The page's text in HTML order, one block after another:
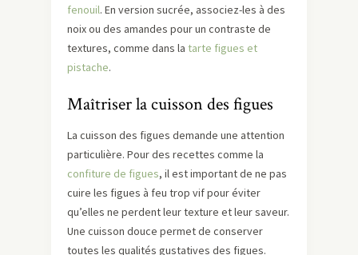
fenouil. En version sucrée, associez-les à des
noix ou des amandes pour un contraste de
textures, comme dans la tarte figues et
pistache.
Maîtriser la cuisson des figues
La cuisson des figues demande une attention
particulière. Pour des recettes comme la
confiture de figues, il est important de ne pas
cuire les figues à feu trop vif pour éviter
qu’elles ne perdent leur texture et leur saveur.
Une cuisson douce permet de conserver
toutes les qualités gustatives des figues.